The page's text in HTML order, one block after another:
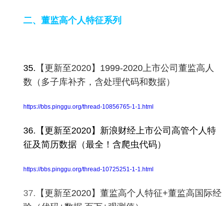
二、董监高个人特征系列
35. 【更新至2020】1999-2020上市公司董监高人
数（多子库补齐，含处理代码和数据）
https://bbs.pinggu.org/thread-10856765-1-1.html
36.【更新至2020】新浪财经上市公司高管个人特
征及简历数据（最全！含爬虫代码）
https://bbs.pinggu.org/thread-10725251-1-1.html
37. 【更新至2020】董监高个人特征+董监高国际经